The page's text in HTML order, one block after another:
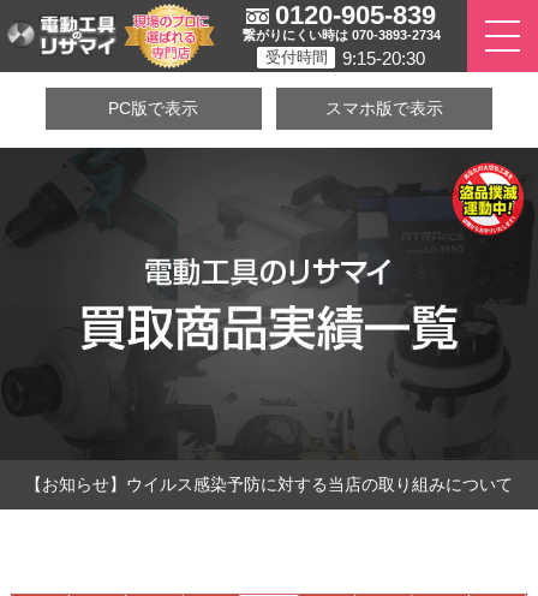
0120-905-839
繋がりにくい時は 070-3893-2734
受付時間 9:15-20:30
PC版で表示 スマホ版で表示
【お知らせ】ウイルス感染予防に対する当店の取り組みについて